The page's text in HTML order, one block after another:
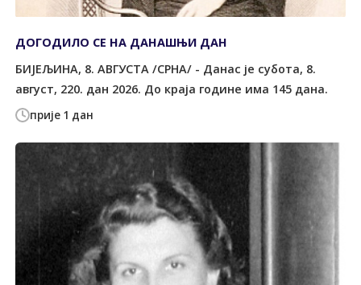
прије 1 дан
ДОГОДИЛО СЕ НА ДАНАШЊИ ДАН
БИЈЕЉИНА, 8. АВГУСТА /СРНА/ - Данас је субота, 8.
август, 220. дан 2026. До краја године има 145 дана.